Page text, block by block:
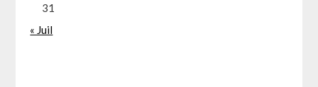
31
« Juil